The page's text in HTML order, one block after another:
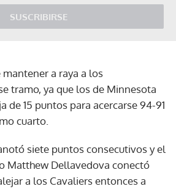
SUSCRIBIRSE
a raya a los
tramo, ya que los de Minnesota
de 15 puntos para acercarse 94-91
cuarto.
siete puntos consecutivos y el
Matthew Dellavedova conectó
a los Cavaliers entonces a